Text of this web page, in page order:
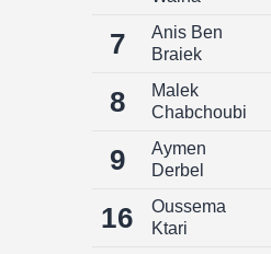
7
Anis Ben
Braiek
8
Malek
Chabchoubi
9
Aymen
Derbel
16
Oussema
Ktari